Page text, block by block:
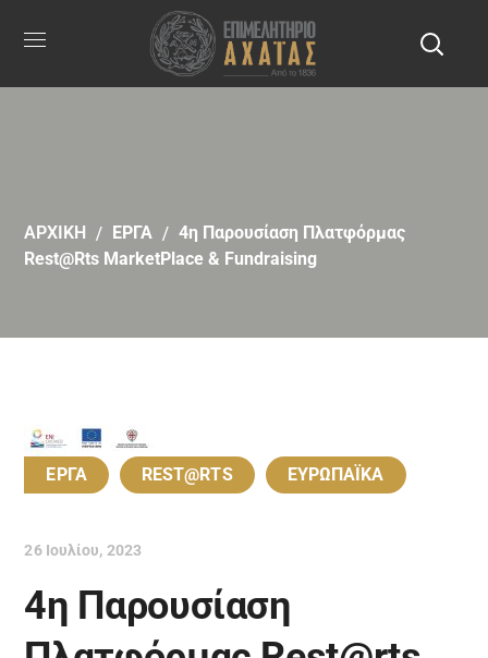
ΑΡΧΙΚΗ EΡΓΑ
4η Παρουσίαση Πλατφόρμας
Rest@rts MarketPlace & Fundraising
EΡΓΑ REST@RTS ΕΥΡΩΠΑΪΚΑ
26 Ιουλίου, 2023
4η Παρουσίαση